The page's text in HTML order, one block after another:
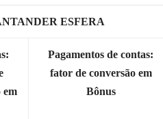
ESFERA
em
Pagamentos de contas:
fator de conversão em
Bônus